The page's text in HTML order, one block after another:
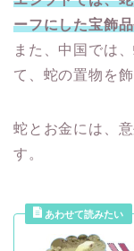
ーフにした宝飾
また、中国では
て、蛇の置物を
蛇とお金には、
す。